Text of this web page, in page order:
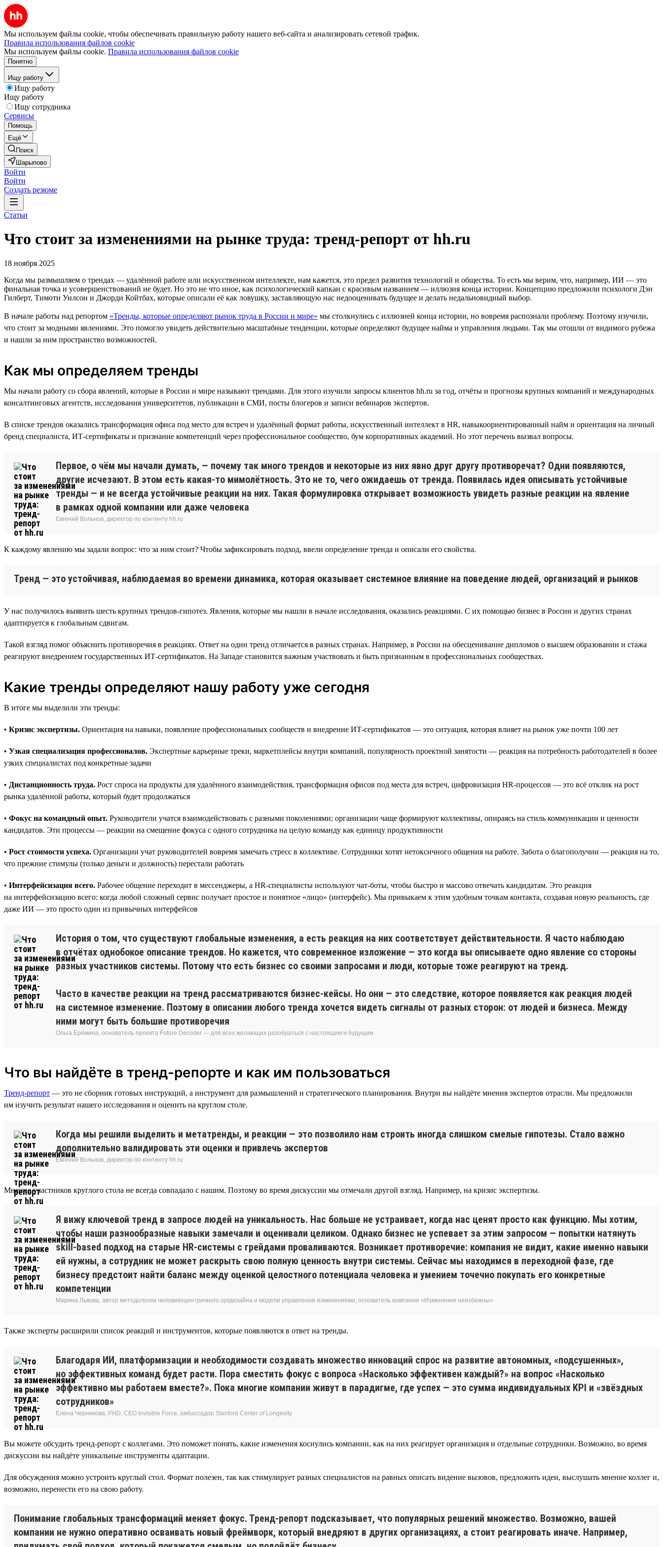
Мы используем файлы cookie, чтобы обеспечивать правильную работу нашего веб-сайта и анализировать сетевой трафик.
Правила использования файлов cookie
Мы используем файлы cookie. Правила использования файлов cookie
Понятно
Ищу работу
Ищу работу
Ищу работу
Ищу сотрудника
Сервисы
Помощь
Ещё
Поиск
Шарыпово
Войти
Войти
Создать резюме
Статьи
Что стоит за изменениями на рынке труда: тренд-репорт от hh.ru
18 ноября 2025
Когда мы размышляем о трендах — удалённой работе или искусственном интеллекте, нам кажется, это предел развития технологий и общества. То есть мы верим, что, например, ИИ — это
финальная точка и усовершенствований не будет. Но это не что иное, как психологический капкан с красивым названием — иллюзия конца истории. Концепцию предложили психологи Дэн
Гилберт, Тимоти Уилсон и Джорди Койтбах, которые описали её как ловушку, заставляющую нас недооценивать будущее и делать недальновидный выбор.
В начале работы над репортом «Тренды, которые определяют рынок труда в России и мире» мы столкнулись с иллюзией конца истории, но вовремя распознали проблему. Поэтому изучили,
что стоит за модными явлениями. Это помогло увидеть действительно масштабные тенденции, которые определяют будущее найма и управления людьми. Так мы отошли от видимого рубежа
и нашли за ним пространство возможностей.
Как мы определяем тренды
Мы начали работу со сбора явлений, которые в России и мире называют трендами. Для этого изучили запросы клиентов hh.ru за год, отчёты и прогнозы крупных компаний и международных
консалтинговых агентств, исследования университетов, публикации в СМИ, посты блогеров и записи вебинаров экспертов.
В списке трендов оказались трансформация офиса под место для встреч и удалённый формат работы, искусственный интеллект в HR, навыкоориентированный найм и ориентация на личный
бренд специалиста, ИТ-сертификаты и признание компетенций через профессиональное сообщество, бум корпоративных академий. Но этот перечень вызвал вопросы.
Первое, о чём мы начали думать, — почему так много трендов и некоторые из них явно друг другу противоречат? Одни появляются,
другие исчезают. В этом есть какая-то мимолётность. Это не то, чего ожидаешь от тренда. Появилась идея описывать устойчивые
тренды — и не всегда устойчивые реакции на них. Такая формулировка открывает возможность увидеть разные реакции на явление
в рамках одной компании или даже человека
Евгений Вольнов, директор по контенту hh.ru
К каждому явлению мы задали вопрос: что за ним стоит? Чтобы зафиксировать подход, ввели определение тренда и описали его свойства.
Тренд — это устойчивая, наблюдаемая во времени динамика, которая оказывает системное влияние на поведение людей, организаций и рынков
У нас получилось выявить шесть крупных трендов-гипотез. Явления, которые мы нашли в начале исследования, оказались реакциями. С их помощью бизнес в России и других странах
адаптируется к глобальным сдвигам.
Такой взгляд помог объяснить противоречия в реакциях. Ответ на один тренд отличается в разных странах. Например, в России на обесценивание дипломов о высшем образовании и стажа
реагируют внедрением государственных ИТ-сертификатов. На Западе становится важным участвовать и быть признанным в профессиональных сообществах.
Какие тренды определяют нашу работу уже сегодня
В итоге мы выделили эти тренды:
• Кризис экспертизы. Ориентация на навыки, появление профессиональных сообществ и внедрение ИТ-сертификатов — это ситуация, которая влияет на рынок уже почти 100 лет
• Узкая специализация профессионалов. Экспертные карьерные треки, маркетплейсы внутри компаний, популярность проектной занятости — реакция на потребность работодателей в более
узких специалистах под конкретные задачи
• Дистанционность труда. Рост спроса на продукты для удалённого взаимодействия, трансформация офисов под места для встреч, цифровизация HR-процессов — это всё отклик на рост
рынка удалённой работы, который будет продолжаться
• Фокус на командный опыт. Руководители учатся взаимодействовать с разными поколениями; организации чаще формируют коллективы, опираясь на стиль коммуникации и ценности
кандидатов. Эти процессы — реакции на смещение фокуса с одного сотрудника на целую команду как единицу продуктивности
• Рост стоимости успеха. Организации учат руководителей вовремя замечать стресс в коллективе. Сотрудники хотят нетоксичного общения на работе. Забота о благополучии — реакция на то,
что прежние стимулы (только деньги и должность) перестали работать
• Интерфейсизация всего. Рабочее общение переходит в мессенджеры, а HR-специалисты используют чат-боты, чтобы быстро и массово отвечать кандидатам. Это реакция
на интерфейсизацию всего: когда любой сложный сервис получает простое и понятное «лицо» (интерфейс). Мы привыкаем к этим удобным точкам контакта, создавая новую реальность, где
даже ИИ — это просто один из привычных интерфейсов
История о том, что существуют глобальные изменения, а есть реакция на них соответствует действительности. Я часто наблюдаю
в отчётах однобокое описание трендов. Но кажется, что современное изложение — это когда вы описываете одно явление со стороны
разных участников системы. Потому что есть бизнес со своими запросами и люди, которые тоже реагируют на тренд.
Часто в качестве реакции на тренд рассматриваются бизнес-кейсы. Но они — это следствие, которое появляется как реакция людей
на системное изменение. Поэтому в описании любого тренда хочется видеть сигналы от разных сторон: от людей и бизнеса. Между
ними могут быть большие противоречия
Ольга Ерёмина, основатель проекта Future Decoder — для всех желающих разобраться с настоящим и будущим
Что вы найдёте в тренд-репорте и как им пользоваться
Тренд-репорт — это не сборник готовых инструкций, а инструмент для размышлений и стратегического планирования. Внутри вы найдёте мнения экспертов отрасли. Мы предложили
им изучить результат нашего исследования и оценить на круглом столе.
Когда мы решили выделить и метатренды, и реакции — это позволило нам строить иногда слишком смелые гипотезы. Стало важно
дополнительно валидировать эти оценки и привлечь экспертов
Евгений Вольнов, директор по контенту hh.ru
Мнение участников круглого стола не всегда совпадало с нашим. Поэтому во время дискуссии мы отмечали другой взгляд. Например, на кризис экспертизы.
Я вижу ключевой тренд в запросе людей на уникальность. Нас больше не устраивает, когда нас ценят просто как функцию. Мы хотим,
чтобы наши разнообразные навыки замечали и оценивали целиком. Однако бизнес не успевает за этим запросом — попытки натянуть
skill-based подход на старые HR-системы с грейдами проваливаются. Возникает противоречие: компания не видит, какие именно навыки
ей нужны, а сотрудник не может раскрыть свою полную ценность внутри системы. Сейчас мы находимся в переходной фазе, где
бизнесу предстоит найти баланс между оценкой целостного потенциала человека и умением точечно покупать его конкретные
компетенции
Марина Львова, автор методологии человекоцентричного оргдизайна и модели управления изменениями, основатель компании «Изменения неизбежны»
Также эксперты расширили список реакций и инструментов, которые появляются в ответ на тренды.
Благодаря ИИ, платформизации и необходимости создавать множество инноваций спрос на развитие автономных, «подсушенных»,
но эффективных команд будет расти. Пора сместить фокус с вопроса «Насколько эффективен каждый?» на вопрос «Насколько
эффективно мы работаем вместе?». Пока многие компании живут в парадигме, где успех — это сумма индивидуальных KPI и «звёздных
сотрудников»
Елена Черникова, PHD, CEO Invisible Force, амбассадор Stanford Center of Longevity
Вы можете обсудить тренд-репорт с коллегами. Это поможет понять, какие изменения коснулись компании, как на них реагирует организация и отдельные сотрудники. Возможно, во время
дискуссии вы найдёте уникальные инструменты адаптации.
Для обсуждения можно устроить круглый стол. Формат полезен, так как стимулирует разных специалистов на равных описать видение вызовов, предложить идеи, выслушать мнение коллег и,
возможно, перенести его на свою работу.
Понимание глобальных трансформаций меняет фокус. Тренд-репорт подсказывает, что популярных решений множество. Возможно, вашей
компании не нужно оперативно осваивать новый фреймворк, который внедряют в других организациях, а стоит реагировать иначе. Например,